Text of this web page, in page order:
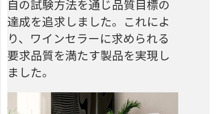
自の試験方法を通じ品質目標の
達成を追求しました。これによ
り、ワインセラーに求められる
要求品質を満たす製品を実現し
ました。